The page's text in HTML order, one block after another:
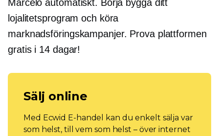
Marcelo automatiskt. Börja bygga ditt
lojalitetsprogram och köra
marknadsföringskampanjer. Prova plattformen
gratis i 14 dagar!
Sälj online
Med Ecwid E-handel kan du enkelt sälja var
som helst, till vem som helst – över internet